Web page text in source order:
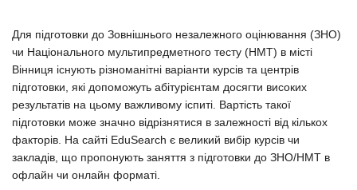
Для підготовки до Зовнішнього незалежного оцінювання (ЗНО)
чи Національного мультипредметного тесту (НМТ) в місті
Вінниця існують різноманітні варіанти курсів та центрів
підготовки, які допоможуть абітурієнтам досягти високих
результатів на цьому важливому іспиті. Вартість такої
підготовки може значно відрізнятися в залежності від кількох
факторів. На сайті EduSearch є великий вибір курсів чи
закладів, що пропонують заняття з підготовки до ЗНО/НМТ в
офлайн чи онлайн форматі.